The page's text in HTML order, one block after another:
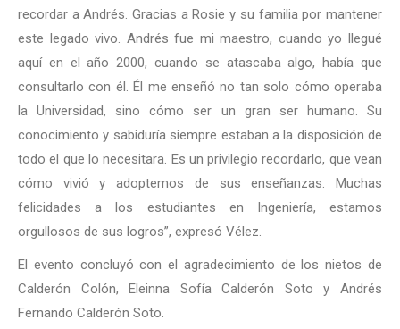
recordar a Andrés. Gracias a Rosie y su familia por mantener
este legado vivo. Andrés fue mi maestro, cuando yo llegué
aquí en el año 2000, cuando se atascaba algo, había que
consultarlo con él. Él me enseñó no tan solo cómo operaba
la Universidad, sino cómo ser un gran ser humano. Su
conocimiento y sabiduría siempre estaban a la disposición de
todo el que lo necesitara. Es un privilegio recordarlo, que vean
cómo vivió y adoptemos de sus enseñanzas. Muchas
felicidades a los estudiantes en Ingeniería, estamos
orgullosos de sus logros”, expresó Vélez.
El evento concluyó con el agradecimiento de los nietos de
Calderón Colón, Eleinna Sofía Calderón Soto y Andrés
Fernando Calderón Soto.